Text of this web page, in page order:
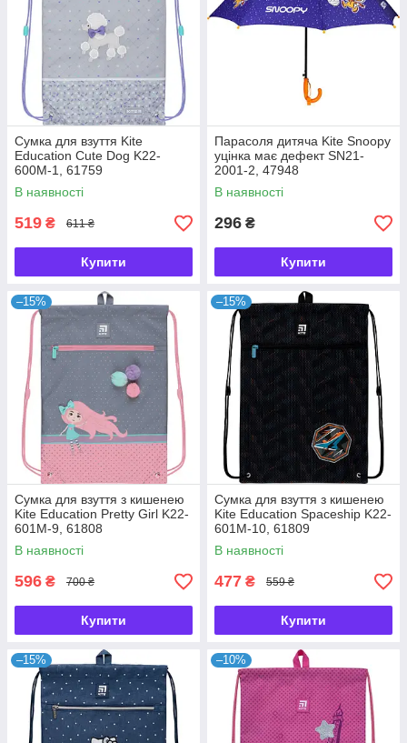
Сумка для взуття Kite
Education Cute Dog K22-
600M-1, 61759
В наявності
519 ₴ 611 ₴
Купити
Парасоля дитяча Kite Snoopy
уцінка має дефект SN21-
2001-2, 47948
В наявності
296 ₴
Купити
–15%
Сумка для взуття з кишенею
Kite Education Pretty Girl K22-
601M-9, 61808
В наявності
596 ₴ 700 ₴
Купити
–15%
Сумка для взуття з кишенею
Kite Education Spaceship K22-
601M-10, 61809
В наявності
477 ₴ 559 ₴
Купити
–15% –10%